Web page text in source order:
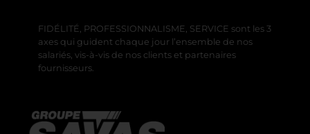
FIDÉLITÉ, PROFESSIONNALISME, SERVICE sont les 3
axes qui guident chaque jour l’ensemble de nos
salariés, vis-à-vis de nos clients et partenaires
fournisseurs.